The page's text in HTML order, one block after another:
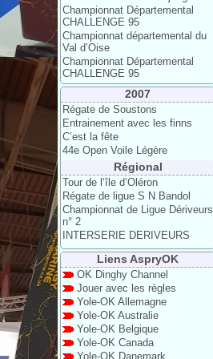
Championnat Départemental
CHALLENGE 95
Championnat départemental du
Val d’Oise
Championnat Départemental
CHALLENGE 95
2007
Régate de Soustons
Entrainement avec les finns
C’est la fête
44e Open Voile Légère
Régional
Tour de l’île d’Oléron
Régate de ligue S N Bandol
Championnat de Ligue Dériveurs
n° 2
INTERSERIE DERIVEURS
Liens AspryOK
OK Dinghy Channel
Jouer avec les règles
Yole-OK Allemagne
Yole-OK Australie
Yole-OK Belgique
Yole-OK Canada
Yole-OK Danemark